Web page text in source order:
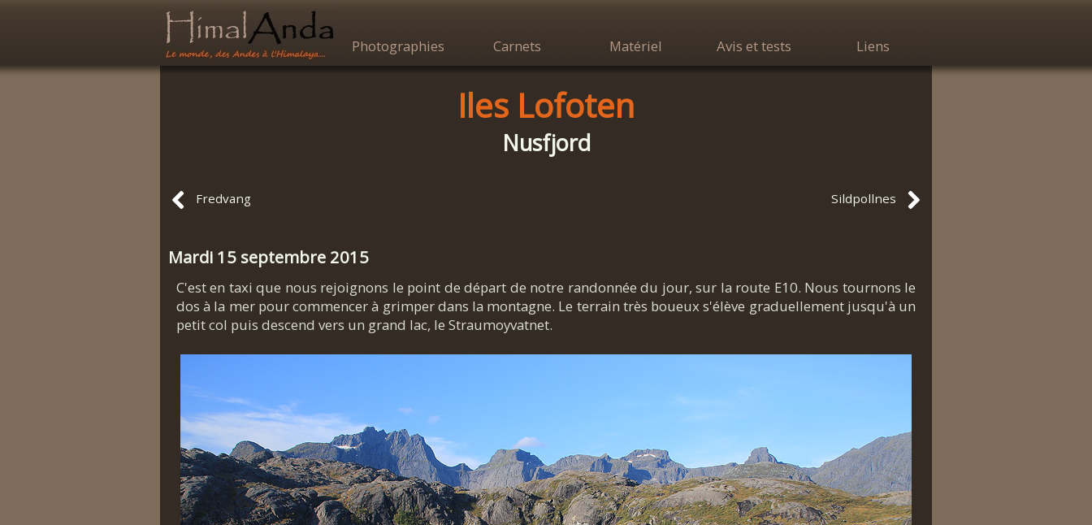
Photographies Carnets Matériel Avis et tests Liens
Iles Lofoten
Nusfjord
Fredvang Sildpollnes
Mardi 15 septembre 2015
C'est en taxi que nous rejoignons le point de départ de notre randonnée du jour, sur la route E10. Nous tournons le
dos à la mer pour commencer à grimper dans la montagne. Le terrain très boueux s'élève graduellement jusqu'à un
petit col puis descend vers un grand lac, le Straumoyvatnet.